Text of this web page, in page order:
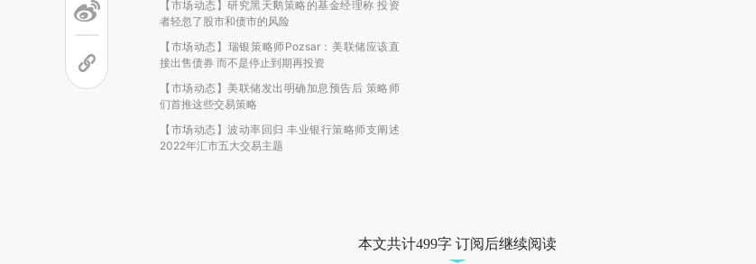
【市场动态】研究黑天鹅策略的基金经理称 投资
者轻忽了股市和债市的风险
【市场动态】瑞银策略师Pozsar：美联储应该直
接出售债券 而不是停止到期再投资
【市场动态】美联储发出明确加息预告后 策略师
们首推这些交易策略
【市场动态】波动率回归 丰业银行策略师支阐述
2022年汇市五大交易主题
本文共计499字 订阅后继续阅读